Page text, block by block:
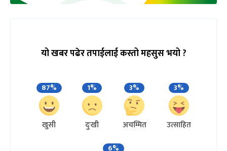
यो खबर पढेर तपाईलाई कस्तो महसुस भयो ?
87%
खुसी
1%
दुःखी
3%
अचम्मित
3%
उत्साहित
6%